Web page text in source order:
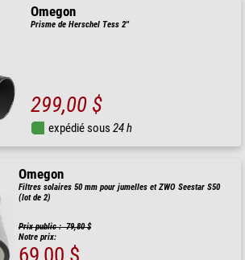
Omegon
Prisme de Herschel Tess 2''
299,00 $
expédié sous24 h
Omegon
Filtres solaires 50 mm pour jumelles et ZWO Seestar S50
(lot de 2)
Prix public : 79,80 $
Notre prix: